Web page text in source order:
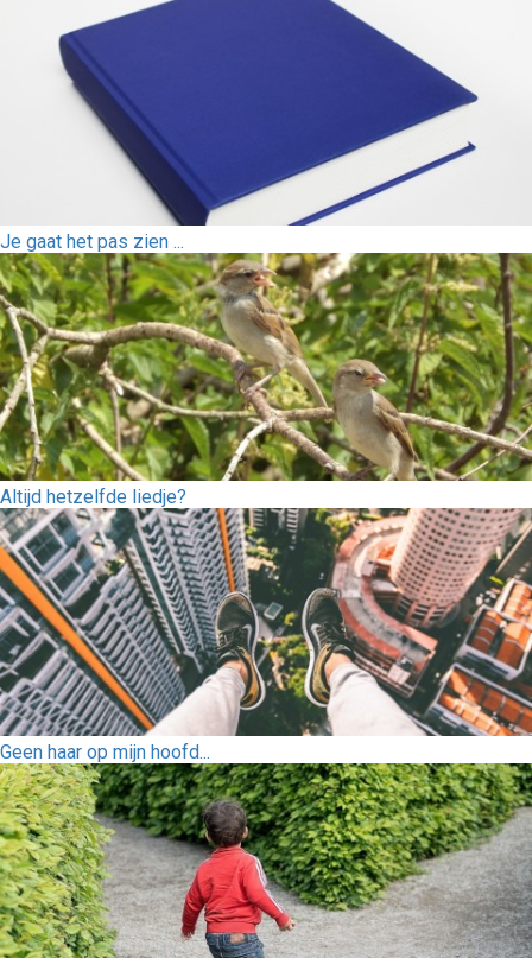
Je gaat het pas zien ...
Altijd hetzelfde liedje?
Geen haar op mijn hoofd...